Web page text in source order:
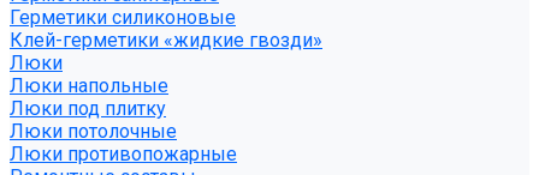
Герметики силиконовые
Клей-герметики «жидкие гвозди»
Люки
Люки напольные
Люки под плитку
Люки потолочные
Люки противопожарные